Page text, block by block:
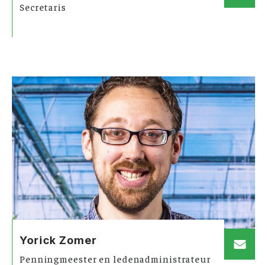
Secretaris
Yorick Zomer
Penningmeester en ledenadministrateur